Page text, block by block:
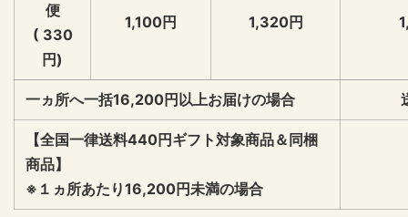
便
( 330
円)
1,100円 1,320円
一ヵ所へ一括16,200円以上お届けの場合
【全国一律送料440円ギフト対象商品＆同梱
商品】
※１ヵ所あたり16,200円未満の場合